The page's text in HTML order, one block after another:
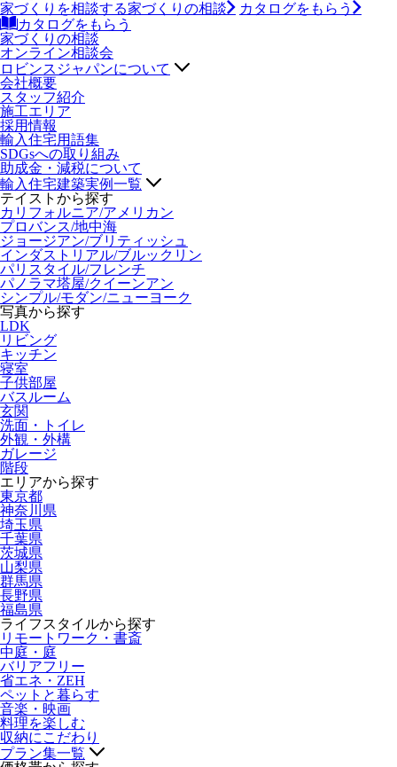
家づくりを相談する家づくりの相談
カタログをもらう
カタログをもらう
家づくりの相談
オンライン相談会
ロビンスジャパンについて
会社概要
スタッフ紹介
施工エリア
採用情報
輸入住宅用語集
SDGsへの取り組み
助成金・減税について
輸入住宅建築実例一覧
テイストから探す
カリフォルニア/アメリカン
プロバンス/地中海
ジョージアン/ブリティッシュ
インダストリアル/ブルックリン
パリスタイル/フレンチ
パノラマ塔屋/クイーンアン
シンプル/モダン/ニューヨーク
写真から探す
LDK
リビング
キッチン
寝室
子供部屋
バスルーム
玄関
洗面・トイレ
外観・外構
ガレージ
階段
エリアから探す
東京都
神奈川県
埼玉県
千葉県
茨城県
山梨県
群馬県
長野県
福島県
ライフスタイルから探す
リモートワーク・書斎
中庭・庭
バリアフリー
省エネ・ZEH
ペットと暮らす
音楽・映画
料理を楽しむ
収納にこだわり
プラン集一覧